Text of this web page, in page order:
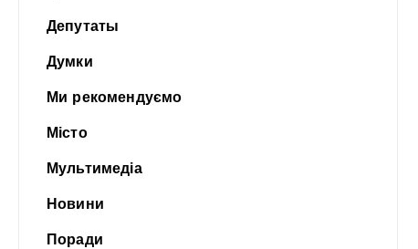
Депутаты
Думки
Ми рекомендуємо
Місто
Мультимедіа
Новини
Поради